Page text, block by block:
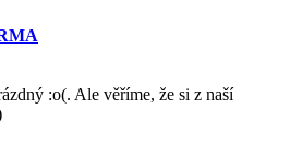
:o(. Ale věříme, že si z naší